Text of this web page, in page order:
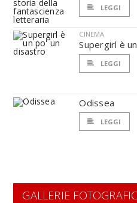
LEGGI
CINEMA
Supergirl è
LEGGI
Odissea
LEGGI
GALLERIE